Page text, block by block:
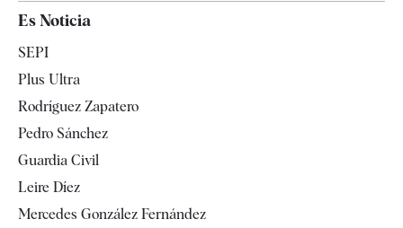
España
Televisión
Es Noticia
SEPI
Plus Ultra
Rodríguez Zapatero
Pedro Sánchez
Guardia Civil
Leire Díez
Mercedes González Fernández